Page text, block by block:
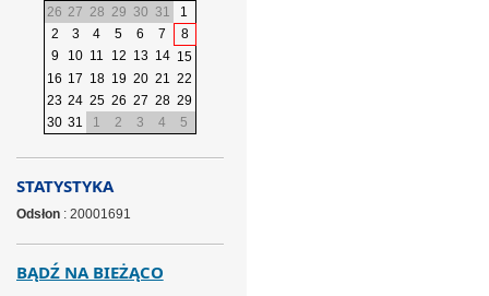
26 27 28 29 30 31
1
2
3 4 5 6 7
8
9
10 11 12 13 14 15
16 17 18 19 20 21 22
23 24 25 26 27 28 29
30 31 1 2 3 4 5
STATYSTYKA
Odsłon: 20001691
BĄDŹ NA BIEŻĄCO